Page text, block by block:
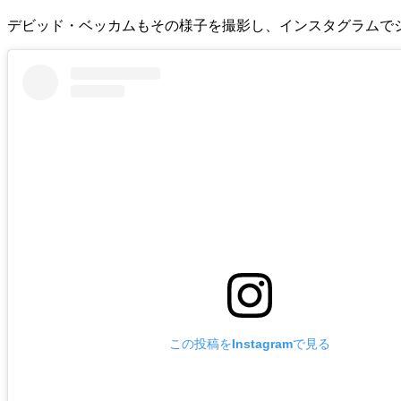
デビッド・ベッカムもその様子を撮影し、インスタグラムで
この投稿をInstagramで見る